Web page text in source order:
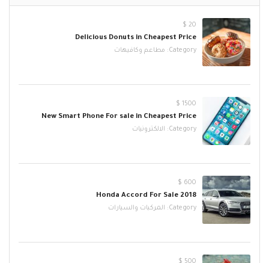
20 $
Delicious Donuts in Cheapest Price
Category: مطاعم وكافيهات
1500 $
New Smart Phone For sale in Cheapest Price
Category: الالكترونيات
600 $
2018 Honda Accord For Sale
Category: المركبات والسيارات